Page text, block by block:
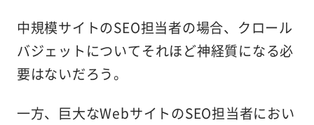
中規模サイトのSEO担当者の場合、クロール
バジェットについてそれほど神経質になる必
要はないだろう。
一方、巨大なWebサイトのSEO担当者におい